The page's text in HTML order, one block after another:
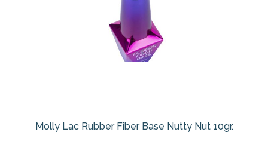
Molly Lac Rubber Fiber Base Nutty Nut 10gr.